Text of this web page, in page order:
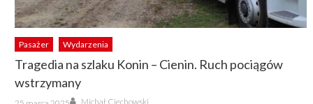
Pasażer Wydarzenia
Tragedia na szlaku Konin – Cienin. Ruch pociągów
wstrzymany
Posted
Author
Michał Ciechowski